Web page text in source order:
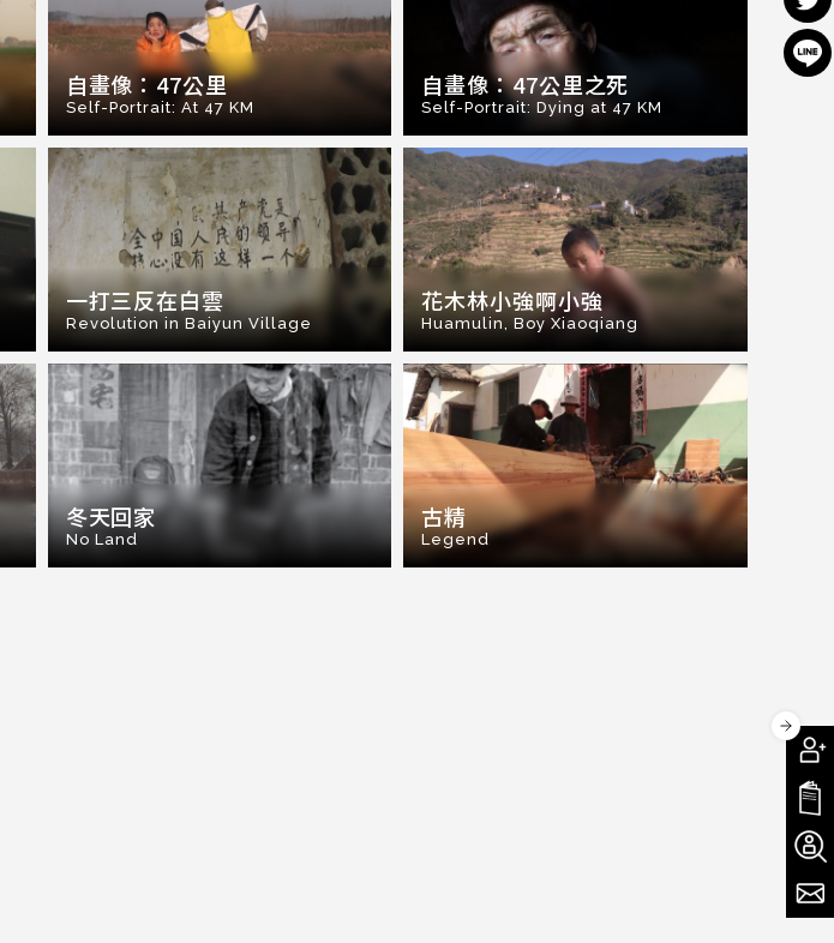
自畫像：47公里
Self-Portrait: At 47 KM
自畫像：47公里之死
Self-Portrait: Dying at 47 KM
一打三反在白雲
Revolution in Baiyun Village
花木林小強啊小強
Huamulin, Boy Xiaoqiang
冬天回家
No Land
古精
Legend